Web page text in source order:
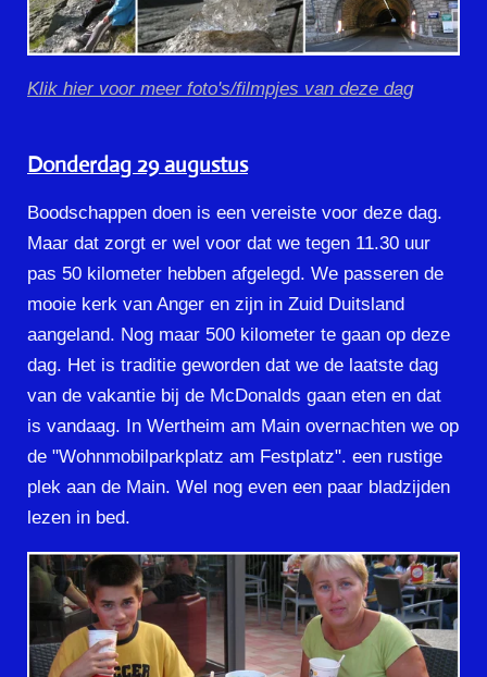
Klik hier voor meer foto's/filmpjes van deze dag
Donderdag 29 augustus
Boodschappen doen is een vereiste voor deze dag.
Maar dat zorgt er wel voor dat we tegen 11.30 uur
pas 50 kilometer hebben afgelegd. We passeren de
mooie kerk van Anger en zijn in Zuid Duitsland
aangeland. Nog maar 500 kilometer te gaan op deze
dag. Het is traditie geworden dat we de laatste dag
van de vakantie bij de McDonalds gaan eten en dat
is vandaag. In Wertheim am Main overnachten we op
de "Wohnmobilparkplatz am Festplatz". een rustige
plek aan de Main. Wel nog even een paar bladzijden
lezen in bed.